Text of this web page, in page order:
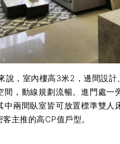
，室內樓高3米2，邊間設計
間，動線規劃流暢。進門處一
中兩間臥室皆可放置標準雙
主推的高CP值戶型。